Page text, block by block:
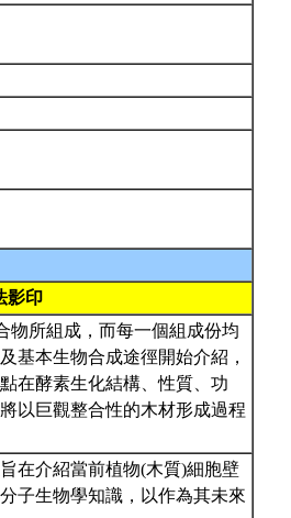
影印
物所組成，而每一個組成份均
基本生物合成途徑開始介紹，
在酵素生化結構、性質、功
以巨觀整合性的木材形成過程
在介紹當前植物(木質)細胞壁
子生物學知識，以作為其未來